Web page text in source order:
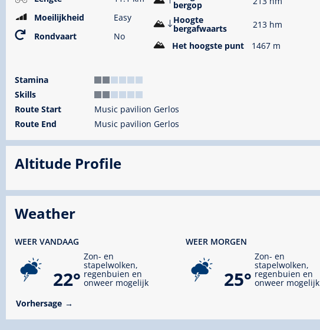
Moeilijkheid
Easy
Rondvaart
No
bergop
Hoogte
bergafwaarts
213 hm
Het hoogste punt
1467 m
Stamina
Skills
Route Start
Music pavilion Gerlos
Route End
Music pavilion Gerlos
Altitude Profile
Weather
WEER VANDAAG
22°
Zon- en
stapelwolken,
regenbuien en
onweer mogelijk
WEER MORGEN
25°
Zon- en
stapelwolken,
regenbuien en
onweer mogelijk
Vorhersage